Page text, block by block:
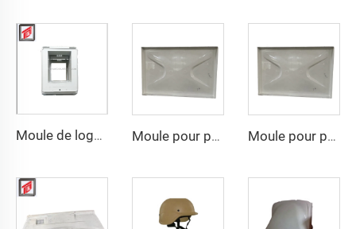
Moule de logement inférieur par compression SMC Moule pour panneau d'eau SMC à la vente, moule de compression SMC avec prix compétitif Moule pour panneau d'eau SMC à la vente, moule de compression SMC avec prix compétitif